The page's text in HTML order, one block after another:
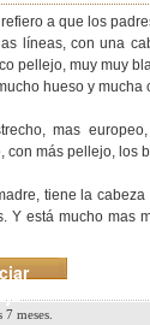
a que los
líneas, con una
pellejo, muy muy
hueso y mucha
mas
con más pellejo, los
tiene la
Y está mucho mas
meses.